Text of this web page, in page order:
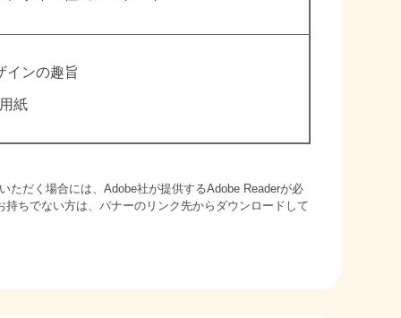
インの趣旨
紙
ただく場合には、Adobe社が提供するAdobe Readerが必
持ちでない方は、バナーのリンク先からダウンロードして